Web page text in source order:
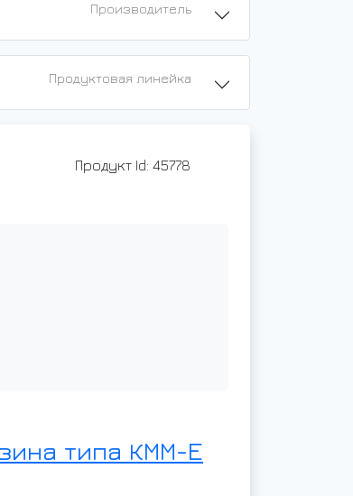
Производитель
Продуктовая линейка
Продукт Id: 45778
типа КММ-Е